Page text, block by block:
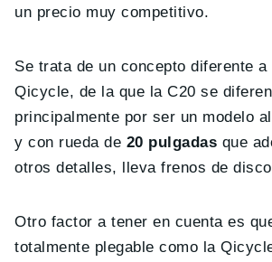
un precio muy competitivo.
Se trata de un concepto diferente a
Qicycle, de la que la C20 se
principalmente por ser un modelo
y con rueda de 20 pulgadas que
otros detalles, lleva frenos de
Otro factor a tener en cuenta es
totalmente plegable como la